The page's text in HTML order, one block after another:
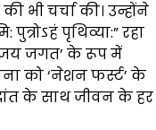
भी चर्चा की। उन्होंने
पृथिव्या:” रहा
‘जय जगत’ के रूप में
को ‘नेशन फर्स्ट’ के
के साथ जीवन के हर